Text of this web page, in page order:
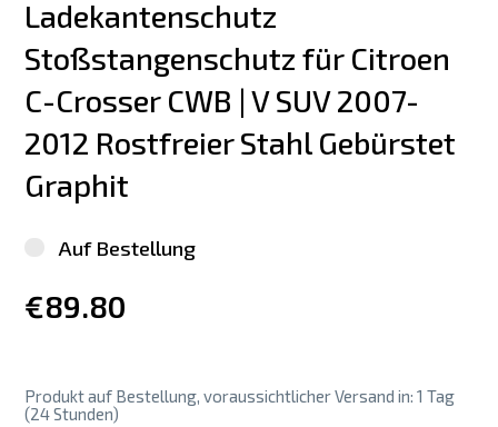
Ladekantenschutz
Stoßstangenschutz für Citroen
C-Crosser CWB | V SUV 2007-
2012 Rostfreier Stahl Gebürstet
Graphit
Auf Bestellung
€89.80
Produkt auf Bestellung, voraussichtlicher Versand in: 1 Tag
(24 Stunden)